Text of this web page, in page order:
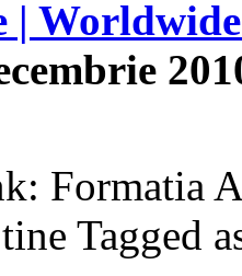
|
Formatia
Tagged